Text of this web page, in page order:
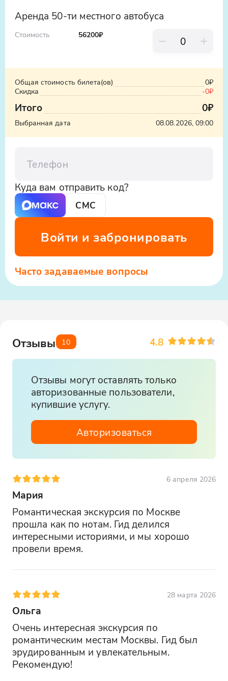
Аренда 50-ти местного автобуса
Стоимость 56200₽
Общая стоимость билета(ов)
0₽
Скидка
-0₽
Итого 0₽
Выбранная дата 08.08.2026, 09:00
Куда вам отправить код?
СМС
Войти и забронировать
Часто задаваемые вопросы
Отзывы 10 4.8
Отзывы могут оставлять только
авторизованные пользователи,
купившие услугу.
Авторизоваться
6 апреля 2026
Мария
Романтическая экскурсия по Москве
прошла как по нотам. Гид делился
интересными историями, и мы хорошо
провели время.
28 марта 2026
Ольга
Очень интересная экскурсия по
романтическим местам Москвы. Гид был
эрудированным и увлекательным.
Рекомендую!